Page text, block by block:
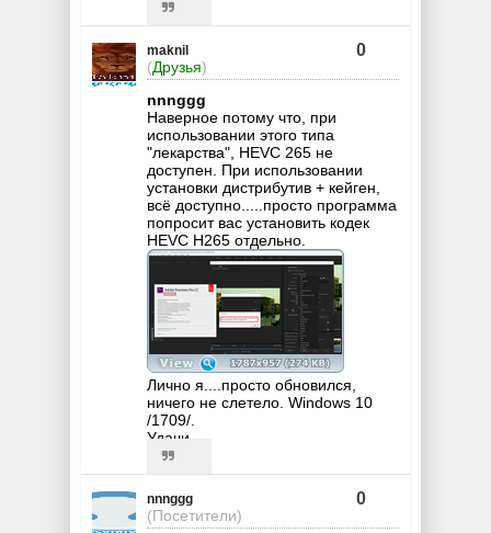
maknil
(Друзья)
0
nnnggg
Наверное потому что, при
использовании этого типа
"лекарства", НЕVC 265 не
доступен. При использовании
установки дистрибутив + кейген,
всё доступно.....просто программа
попросит вас установить кодек
НЕVC Н265 отдельно.
Лично я....просто обновился,
ничего не слетело. Windows 10
/1709/.
Удачи.
nnnggg
(Посетители)
0